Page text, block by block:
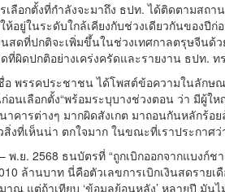
อกตั้งที่กำลังจะมาถึง ธปท. ได้ติดตามสถา
ยู่ในระดับใกล้เคียงกับช่วงเดียวกันของปีก่
สดที่ปกติจะเพิ่มขึ้นในช่วงเทศกาลตรุษจีนด้
ผิดปกติอย่างเคร่งครัดและรายงาน ธปท. ท
พรรคประชาชน ได้โพสต์ข้อความในลักษ
อนเลือกตั้ง“พร้อมระบุบางช่วงตอน ว่า มีผู้ใ
าคารต่างๆ มากผิดสังเกต มาถอนกันหลักร้
งที่เห็นน่า ตกใจมาก ในขณะที่เราประกาศว่
พ.ย. 2568 ธนบัตรที่ “ถูกเบิกออกจากแบงก์ช
ล้านบาท นี่คือตัวเลขการเบิกเงินสดรายเ
ณ แต่ถ้าเทียบ ‘ข้อมูลย้อนหลัง’ หลายปี มัน